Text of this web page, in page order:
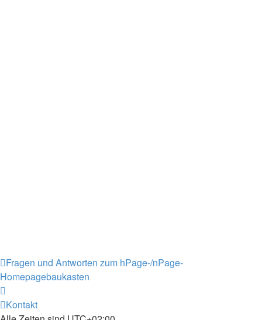
Fragen und Antworten zum hPage-/nPage-
Homepagebaukasten
Kontakt